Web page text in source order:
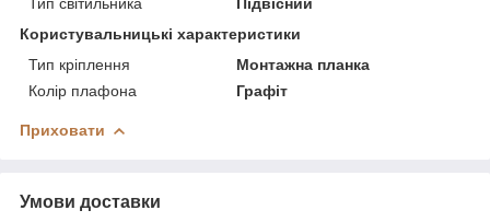
Користувальницькі характеристики
Тип кріплення
Монтажна планка
Колір плафона
Графіт
Приховати
Умови доставки